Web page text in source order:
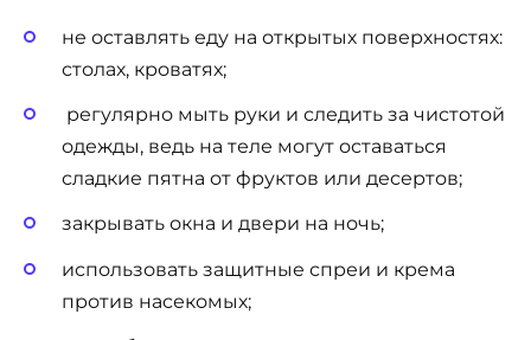
не оставлять еду на открытых поверхностях:
столах, кроватях;
регулярно мыть руки и следить за чистотой
одежды, ведь на теле могут оставаться
сладкие пятна от фруктов или десертов;
закрывать окна и двери на ночь;
использовать защитные спреи и крема
против насекомых;